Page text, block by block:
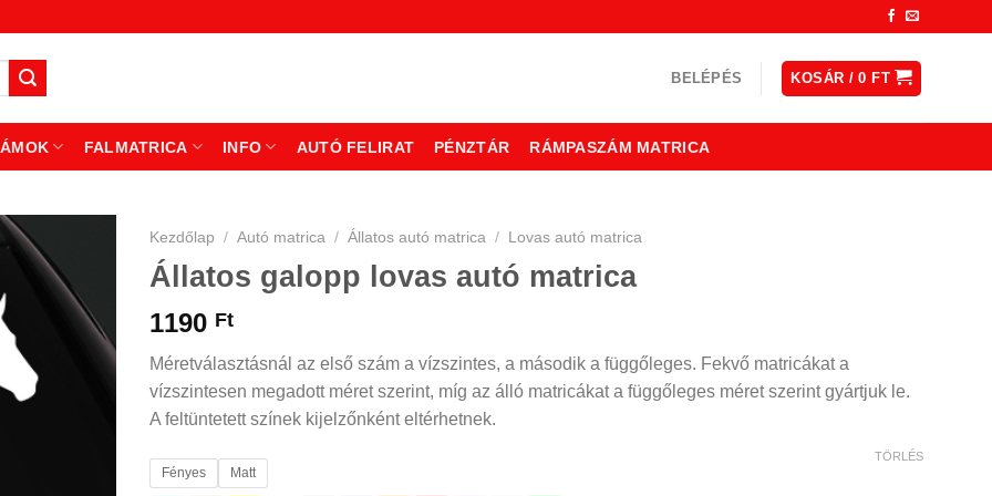
BELÉPÉS KOSÁR /0FT
FALMATRICA INFO AUTÓ FELIRAT PÉNZTÁR RÁMPASZÁM MATRICA
Kezdőlap / Autó matrica / Állatos autó matrica / Lovas autó matrica
Állatos galopp lovas autó matrica
1190 Ft
Méretválasztásnál az első szám a vízszintes, a második a függőleges. Fekvő matricákat a
vízszintesen megadott méret szerint, míg az álló matricákat a függőleges méret szerint gyártjuk le.
A feltüntetett színek kijelzőnként eltérhetnek.
Fényes Matt
TÖRLÉS